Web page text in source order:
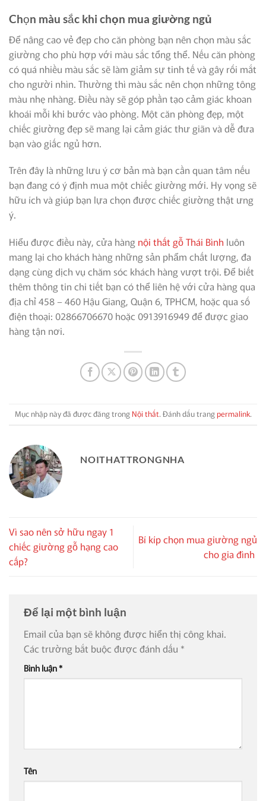
Chọn màu sắc khi chọn mua giường ngủ
Để nâng cao vẻ đẹp cho căn phòng bạn nên chọn màu sắc
giường cho phù hợp với màu sắc tổng thể. Nếu căn phòng
có quá nhiều màu sắc sẽ làm giảm sự tinh tế và gây rối mắt
cho người nhìn. Thường thì màu sắc nên chọn những tông
màu nhẹ nhàng. Điều này sẽ góp phần tạo cảm giác khoan
khoái mỗi khi bước vào phòng. Một căn phòng đẹp, một
chiếc giường đẹp sẽ mang lại cảm giác thư giãn và dễ đưa
bạn vào giấc ngủ hơn.
Trên đây là những lưu ý cơ bản mà bạn cần quan tâm nếu
bạn đang có ý định mua một chiếc giường mới. Hy vọng sẽ
hữu ích và giúp bạn lựa chọn được chiếc giường thật ưng
ý.
Hiểu được điều này, cửa hàng nội thất gỗ Thái Bình luôn
mang lại cho khách hàng những sản phẩm chất lượng, đa
dạng cùng dịch vụ chăm sóc khách hàng vượt trội. Để biết
thêm thông tin chi tiết bạn có thể liên hệ với cửa hàng qua
địa chỉ 458 – 460 Hậu Giang, Quận 6, TPHCM, hoặc qua số
điện thoại: 02866706670 hoặc 0913916949 để được giao
hàng tận nơi.
Mục nhập này đã được đăng trong Nội thất. Đánh dấu trangpermalink.
NOITHATTRONGNHA
Vì sao nên sở hữu ngay 1
chiếc giường gỗ hạng cao
cấp?
Bí kíp chọn mua giường ngủ
cho gia đình
Để lại một bình luận
Email của bạn sẽ không được hiển thị công khai.
Các trường bắt buộc được đánh dấu *
Bình luận*
Tên